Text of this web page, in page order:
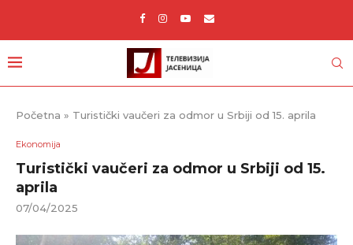
Početna » Turistički vaučeri za odmor u Srbiji od 15. aprila
Ekonomija
Turistički vaučeri za odmor u Srbiji od 15.
aprila
07/04/2025